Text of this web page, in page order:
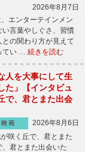
2026年8月7日
エンターテインメン
い言葉やしぐさ、習慣
の関わり方が見えて
てい … 続きを読む
人を大事にして生
た」【インタビュ
で、君とまた出会
映画
2026年8月6日
咲く丘で、君とまた
君とまた出会いた